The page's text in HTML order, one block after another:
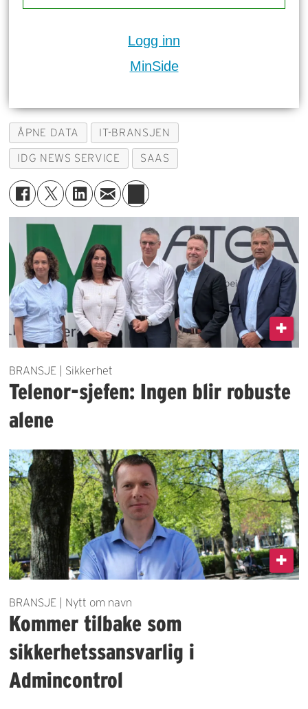
Logg inn
MinSide
ÅPNE DATA IT-BRANSJEN
IDG NEWS SERVICE SAAS
BRANSJE | Sikkerhet
Telenor-sjefen: Ingen blir robuste
alene
BRANSJE | Nytt om navn
Kommer tilbake som
sikkerhetssansvarlig i
Admincontrol